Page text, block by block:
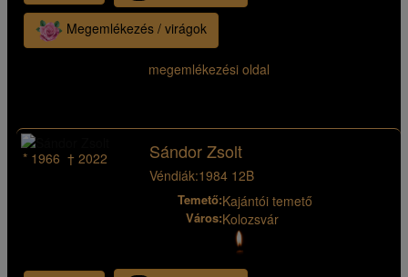
Megemlékezés / virágok
megemlékezési oldal
* 1966 † 2022 Sándor Zsolt
Véndiák:1984 12B
Temető:Kajántói temető
Város:Kolozsvár